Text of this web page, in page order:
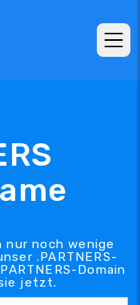
nur noch wenige
.PARTNERS-
Domain
jetzt.